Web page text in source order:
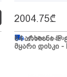
64 არხიანი IP
მყარი დისკი -
2004.75₾
გზაშია,